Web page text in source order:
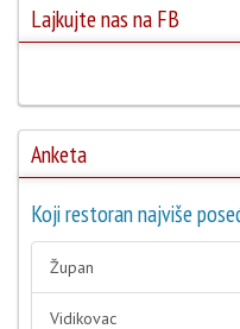
Lajkujte nas na FB
Anketa
Koji restoran najviše
Župan
Vidikovac